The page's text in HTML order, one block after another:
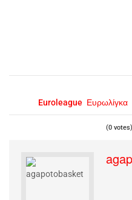
Euroleague Ευρωλίγκα
(0 votes)